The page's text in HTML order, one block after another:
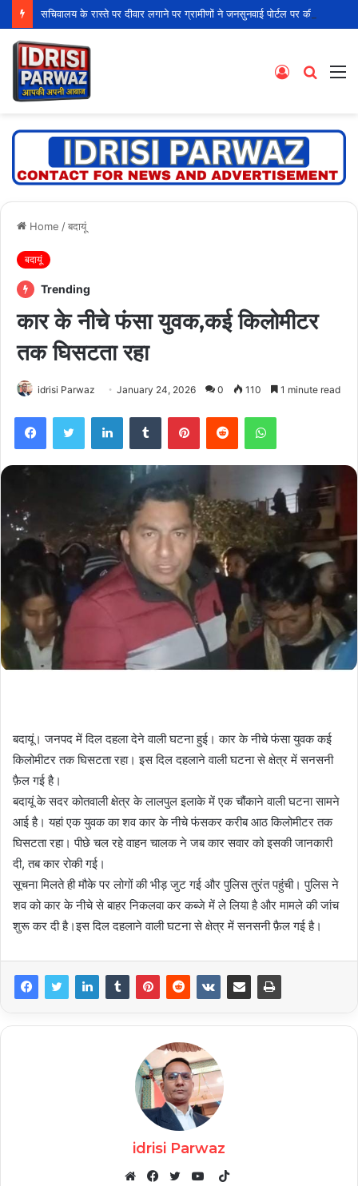
Search
Log
Home /बदायूं
बदायूं
Trending
कार के नीचे फंसा युवक,कई किलोमीटर
तक घिसटता रहा
idrisi Parwaz January 24, 2026 0 110 1 minute read
FacebookTwitter LinkedInTumblr PinterestReddit WhatsApp
बदायूं। जनपद में दिल दहला देने वाली घटना हुई। कार के नीचे फंसा युवक‌ कई
किलोमीटर तक घिसटता रहा। इस दिल दहलाने वाली घटना‌ से क्षेत्र में सनसनी
फ़ैल गई है।
बदायूं के सदर कोतवाली क्षेत्र के लालपुल इलाके में एक चौंकाने वाली घटना सामने
आई है। यहां एक युवक का शव कार के नीचे फंसकर करीब आठ किलोमीटर तक
घिसटता रहा। पीछे चल रहे वाहन चालक ने जब कार सवार को इसकी जानकारी
दी, तब कार रोकी गई।
सूचना मिलते ही मौके पर लोगों की भीड़ जुट गई और पुलिस तुरंत पहुंची। पुलिस ने
शव को कार के नीचे से बाहर‌‌ निकलवा कर कब्जे में ले लिया है और मामले की जांच
शुरू कर दी है।इस दिल दहलाने वाली घटना‌ से क्षेत्र में सनसनी फ़ैल गई है।
idrisi Parwaz
TikTok